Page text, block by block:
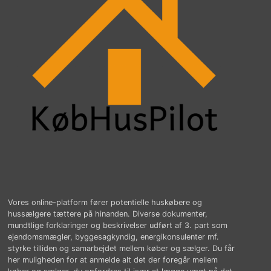
Vores online-platform fører potentielle huskøbere og
hussælgere tættere på hinanden. Diverse dokumenter,
mundtlige forklaringer og beskrivelser udført af 3. part som
ejendomsmægler, byggesagkyndig, energikonsulenter mf.
styrke tilliden og samarbejdet mellem køber og sælger. Du får
her muligheden for at anmelde alt det der foregår mellem